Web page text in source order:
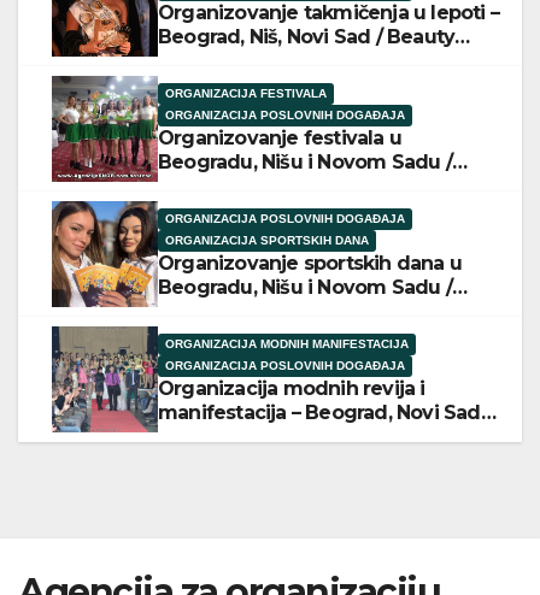
Organizovanje takmičenja u lepoti –
Beograd, Niš, Novi Sad / Beauty
ORGANIZACIJA FESTIVALA
ORGANIZACIJA POSLOVNIH DOGAĐAJA
Organizovanje festivala u
Beogradu, Nišu i Novom Sadu /
ORGANIZACIJA POSLOVNIH DOGAĐAJA
ORGANIZACIJA SPORTSKIH DANA
Organizovanje sportskih dana u
Beogradu, Nišu i Novom Sadu /
days
ORGANIZACIJA MODNIH MANIFESTACIJA
ORGANIZACIJA POSLOVNIH DOGAĐAJA
Organizacija modnih revija i
manifestacija – Beograd, Novi Sad,
Niš / Fashion event planning and